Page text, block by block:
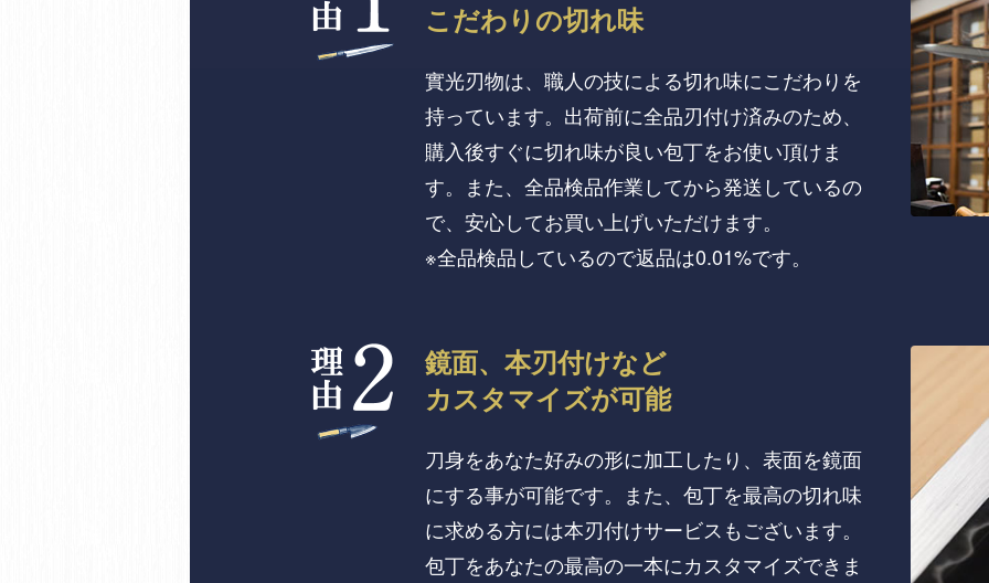
こだわりの切れ味
實光刃物は、職人の技による切れ味にこだわりを
持っています。出荷前に全品刃付け済みのため、
購入後すぐに切れ味が良い包丁をお使い頂けま
す。また、全品検品作業してから発送しているの
で、安心してお買い上げいただけます。
※全品検品しているので返品は0.01%です。
鏡面、本刃付けなど
カスタマイズが可能
刀身をあなた好みの形に加工したり、表面を鏡面
にする事が可能です。また、包丁を最高の切れ味
に求める方には本刃付けサービスもございます。
包丁をあなたの最高の一本にカスタマイズできま